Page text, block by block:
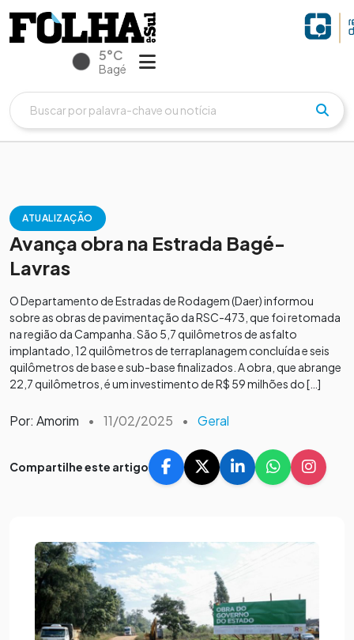
5°C
Bagé
ATUALIZAÇÃO
Avança obra na Estrada Bagé-
Lavras
O Departamento de Estradas de Rodagem (Daer) informou
sobre as obras de pavimentação da RSC-473, que foi retomada
na região da Campanha. São 5,7 quilômetros de asfalto
implantado, 12 quilômetros de terraplanagem concluída e seis
quilômetros de base e sub-base finalizados. A obra, que abrange
22,7 quilômetros, é um investimento de R$ 59 milhões do […]
Por: Amorim • 11/02/2025 • Geral
Compartilhe este artigo